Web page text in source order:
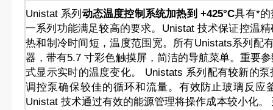
Unistat 系列 动态温度控制系统加热到 +425°C具有*的
一系列功能满足较高的要求。Unistat 技术保证控温
热和制冷时间短，温度范围宽。所有Unistats系列配
器，带有5.7 寸彩色触摸屏，简洁的导航菜单。重要
式显示实时的温度变化。 Unistats 系列配有较新的
调控泵确保较佳的循环和流量。有效防止玻璃反应
Unistat 技术通过有效的能源管理将操作成本较小化